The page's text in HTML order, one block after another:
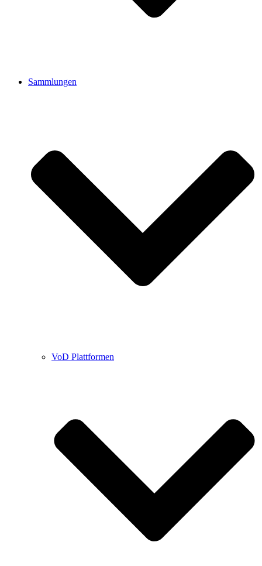
Sammlungen
VoD Plattformen